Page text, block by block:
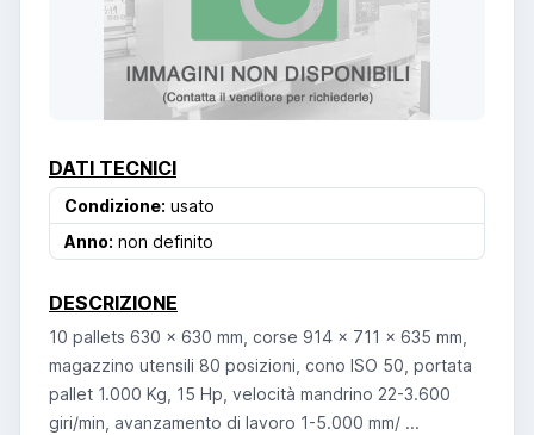
DATI TECNICI
Condizione: usato
Anno: non definito
DESCRIZIONE
10 pallets 630 x 630 mm, corse 914 x 711 x 635 mm,
magazzino utensili 80 posizioni, cono ISO 50, portata
pallet 1.000 Kg, 15 Hp, velocità mandrino 22-3.600
giri/min, avanzamento di lavoro 1-5.000 mm/ ...